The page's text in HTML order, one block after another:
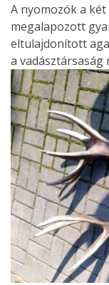
A nyomozók a
megalapozott
eltulajdonított
a vadásztársaság